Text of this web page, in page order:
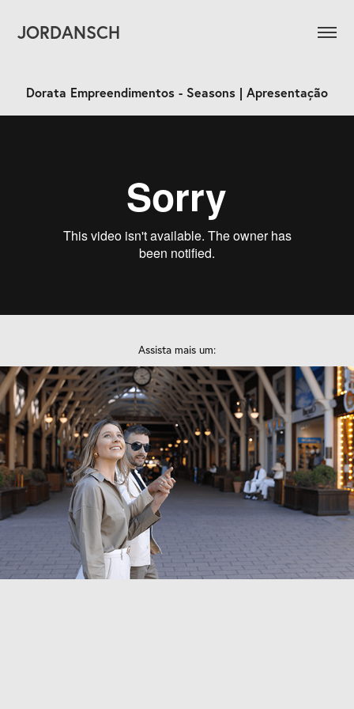
JORDANSCH
Dorata Empreendimentos - Seasons | Apresentação
Assista mais um:
Mayresse Arquitetura - Wonderful
House